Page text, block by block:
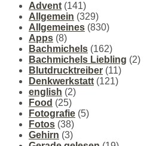
Advent (141)
Allgemein (329)
Allgemeines (830)
Apps (8)
Bachmichels (162)
Bachmichels Liebling (2)
Blutdrucktreiber (11)
Denkwerkstatt (121)
english (2)
Food (25)
Fotografie (5)
Fotos (38)
Gehirn (3)